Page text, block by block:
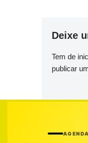
Deixe
Tem de
publicar